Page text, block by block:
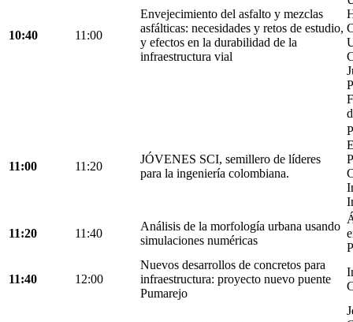
10:40 11:00
Envejecimiento del asfalto y mezclas
asfálticas: necesidades y retos de estudio,
y efectos en la durabilidad de la
infraestructura vial
11:00 11:20
JÓVENES SCI, semillero de líderes
para la ingeniería colombiana.
11:20 11:40
Análisis de la morfología urbana usando
simulaciones numéricas
11:40 12:00
Nuevos desarrollos de concretos para
infraestructura: proyecto nuevo puente
Pumarejo